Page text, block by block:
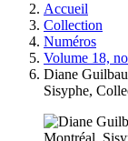
Accueil
Collection
Numéros
Volume 18,
Diane
Sisyphe,